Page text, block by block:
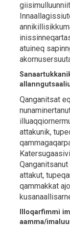
atuineq
Qanganitsat
attakunik,
attakut,
qammakkat
Illoqarfimmi
aamma/